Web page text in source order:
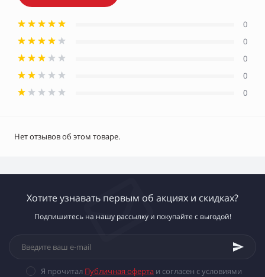
0
0
0
0
0
Нет отзывов об этом товаре.
Хотите узнавать первым об акциях и скидках?
Подпишитесь на нашу рассылку и покупайте с выгодой!
Я прочитал Публичная оферта и согласен с условиями